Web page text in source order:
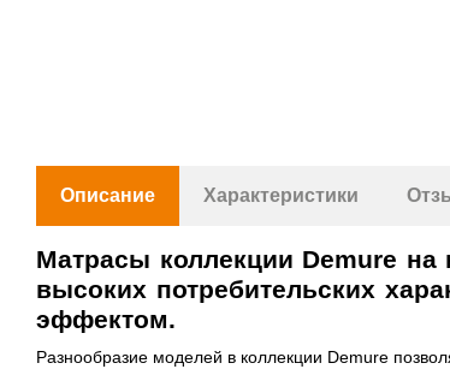
Описание Характеристики
Матрасы коллекции Demure
высоких потребительских
эффектом.
Разнообразие моделей в коллекции Demure